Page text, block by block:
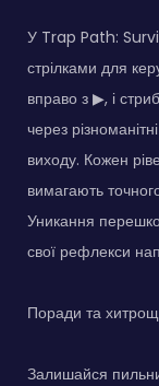
У Trap Path:
стрілками для
вправо з ▶, і
через
виходу. Кожен
вимагають
Уникання
свої рефлекси
Поради та
Залишайся